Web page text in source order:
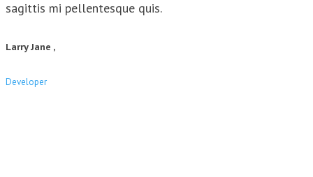
sagittis mi pellentesque quis.
Larry Jane ,
Developer